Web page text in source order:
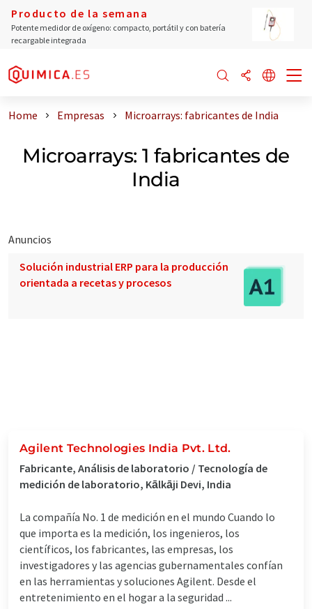
Producto de la semana
Potente medidor de oxígeno: compacto, portátil y con batería
recargable integrada
Home Empresas Microarrays: fabricantes de India
Microarrays: 1 fabricantes de
India
Anuncios
Solución industrial ERP para la producción
orientada a recetas y procesos
Agilent Technologies India Pvt. Ltd.
Fabricante, Análisis de laboratorio / Tecnología de
medición de laboratorio, Kālkāji Devi, India
La compañía No. 1 de medición en el mundo Cuando lo
que importa es la medición, los ingenieros, los
científicos, los fabricantes, las empresas, los
investigadores y las agencias gubernamentales confían
en las herramientas y soluciones Agilent. Desde el
entretenimiento en el hogar a la seguridad ...